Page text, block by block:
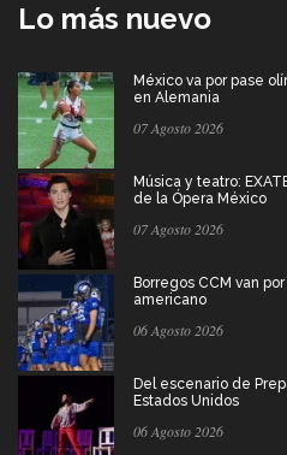
Lo más nuevo
México va por pase
en Alemania
07 Agosto 2026
Música y teatro:
de la Ópera México
07 Agosto 2026
Borregos CCM van
americano
06 Agosto 2026
Del escenario de
Estados Unidos
06 Agosto 2026